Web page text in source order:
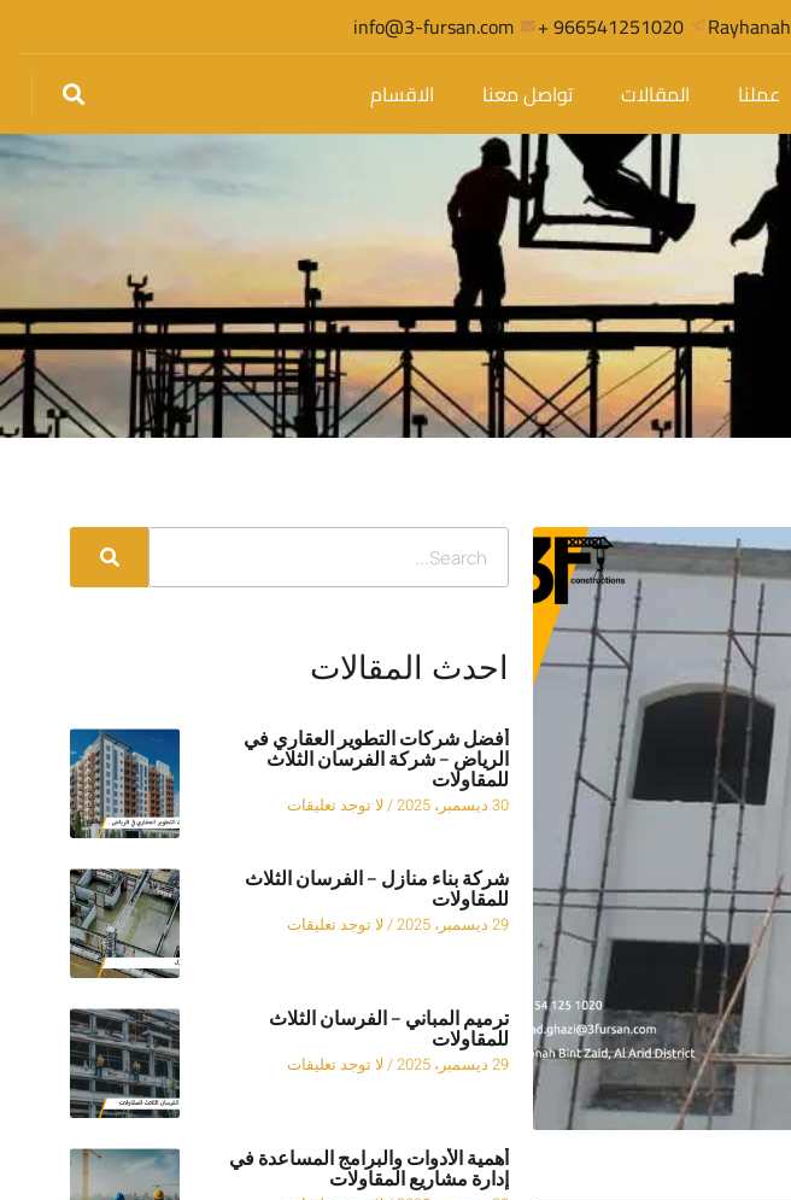
966541251020 +
info@3-fursan.com
عملنا المقالات تواصل معنا الاقسام
احدث المقالات
أفضل شركات التطوير العقاري في
الرياض – شركة الفرسان الثلاث
للمقاولات
30 ديسمبر، 2025 لا توجد تعليقات
شركة بناء منازل – الفرسان الثلاث
للمقاولات
29 ديسمبر، 2025 لا توجد تعليقات
ترميم المباني – الفرسان الثلاث
للمقاولات
29 ديسمبر، 2025 لا توجد تعليقات
أهمية الأدوات والبرامج المساعدة في
إدارة مشاريع المقاولات